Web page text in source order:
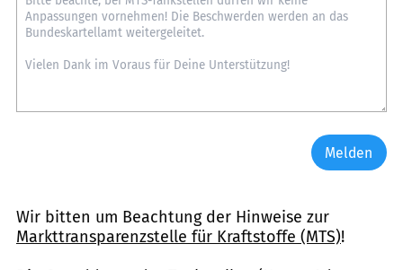
Melden
Wir bitten um Beachtung der Hinweise zur
Markttransparenzstelle für Kraftstoffe (MTS)!